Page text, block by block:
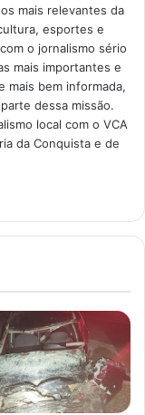
mais relevantes da
esportes e
o jornalismo sério
mais importantes e
mais bem informada,
dessa missão.
local com o VCA
da Conquista e de